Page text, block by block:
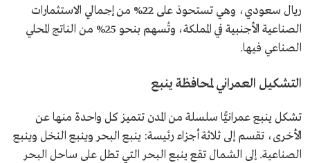
ريال سعودي، وهي تستحوذ على 22% من إجمالي الاستثمارات
الصناعية الأجنبية في المملكة، وتُسهم بنحو 25% من الناتج المحلي
الصناعي فيها.
التشكيل العمراني لمحافظة ينبع
تشكل ينبع عمرانيًّا سلسلة من المدن تتميز كل واحدة منها عن
الأخرى، تقسم إلى ثلاثة أجزاء رئيسة: ينبع البحر وينبع النخل وينبع
الصناعية. إلى الشمال تقع ينبع البحر التي تطل على ساحل البحر